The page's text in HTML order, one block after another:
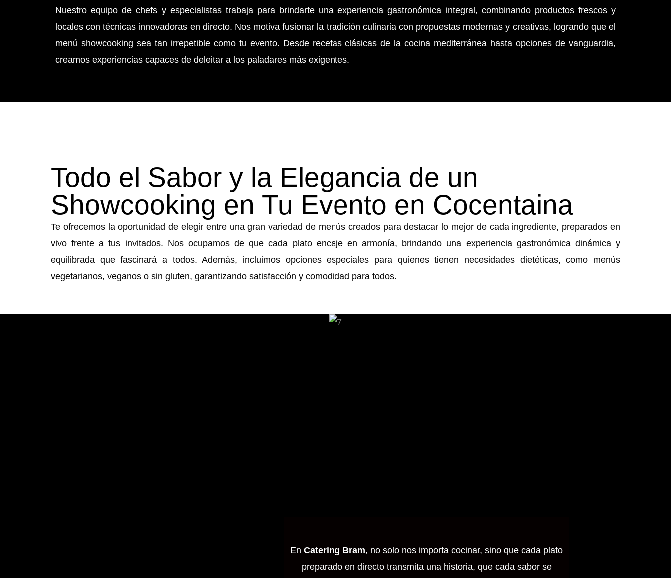
Nuestro equipo de chefs y especialistas trabaja para brindarte una experiencia gastronómica integral, combinando productos frescos y
locales con técnicas innovadoras en directo. Nos motiva fusionar la tradición culinaria con propuestas modernas y creativas, logrando que el
menú showcooking sea tan irrepetible como tu evento. Desde recetas clásicas de la cocina mediterránea hasta opciones de vanguardia,
creamos experiencias capaces de deleitar a los paladares más exigentes.
Todo el Sabor y la Elegancia de un
Showcooking en Tu Evento en Cocentaina
Te ofrecemos la oportunidad de elegir entre una gran variedad de menús creados para destacar lo mejor de cada ingrediente, preparados en
vivo frente a tus invitados. Nos ocupamos de que cada plato encaje en armonía, brindando una experiencia gastronómica dinámica y
equilibrada que fascinará a todos. Además, incluimos opciones especiales para quienes tienen necesidades dietéticas, como menús
vegetarianos, veganos o sin gluten, garantizando satisfacción y comodidad para todos.
EnCatering Bram, no solo nos importa cocinar, sino que cada plato
preparado en directo transmita una historia, que cada sabor se